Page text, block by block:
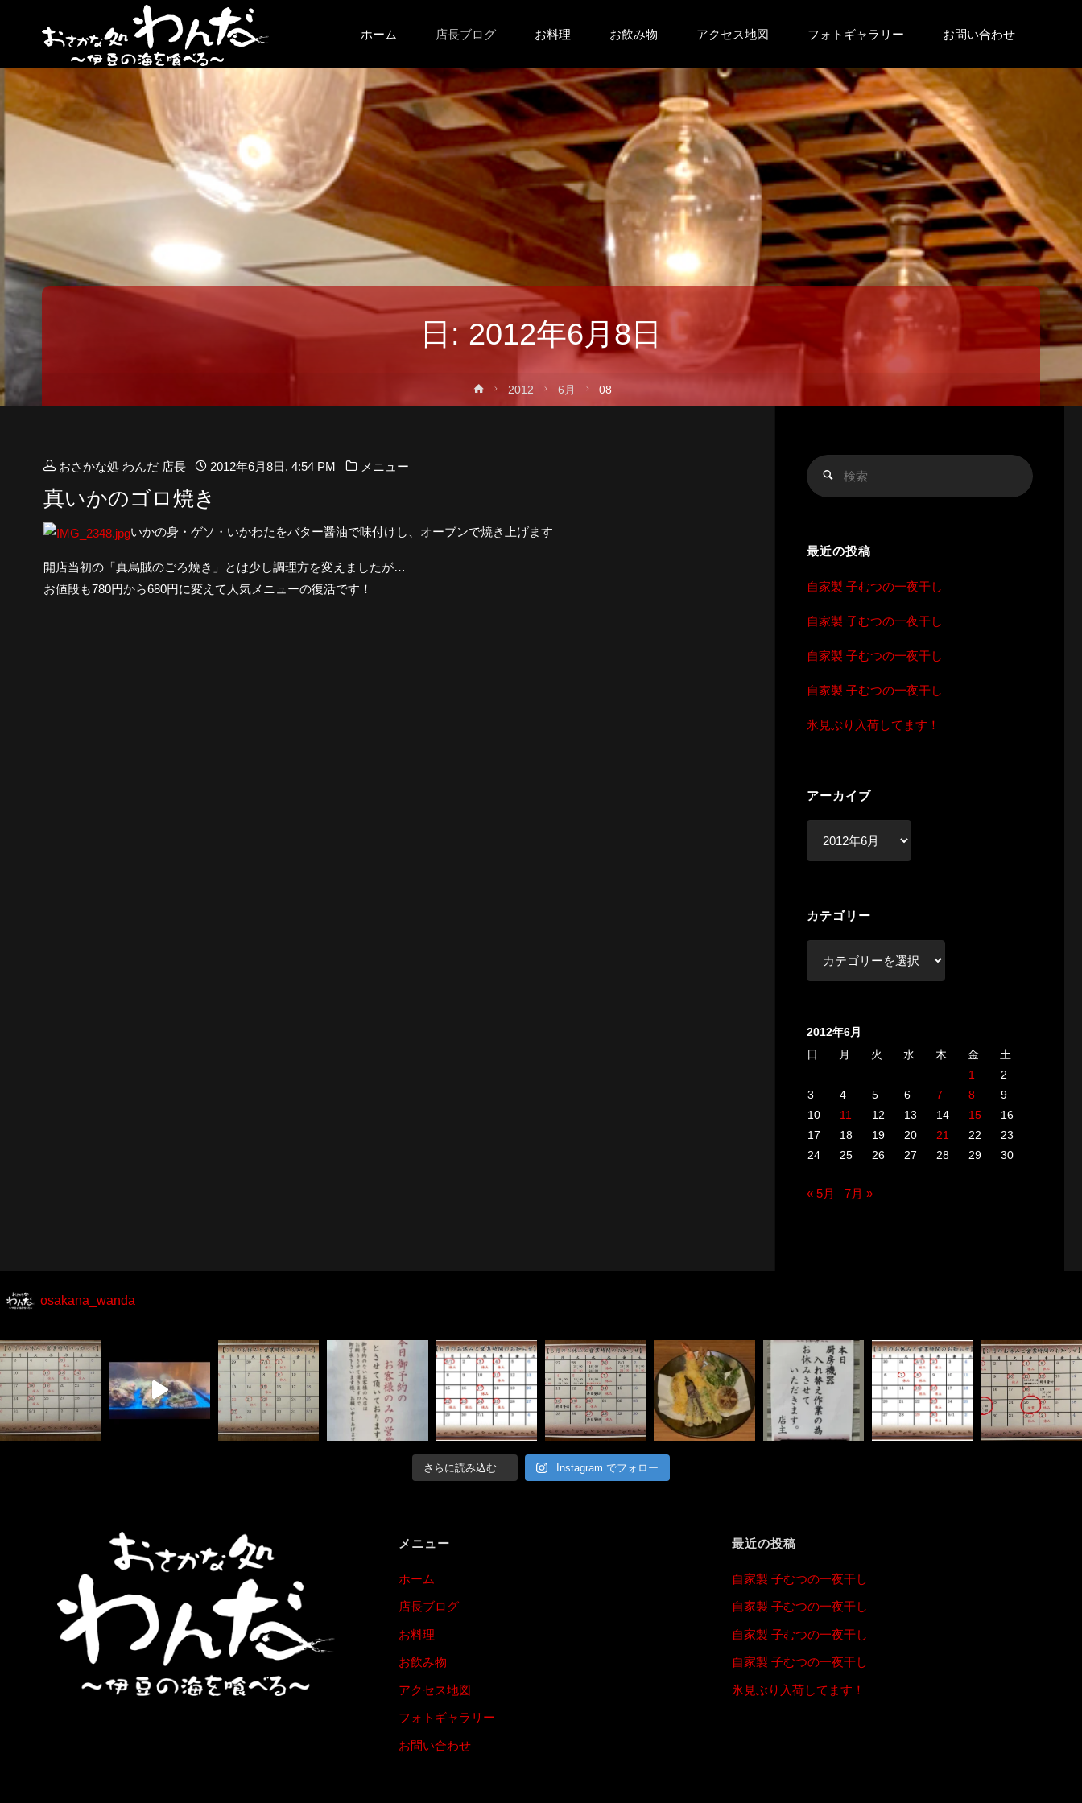
海鮮
居酒
おさ
かな
処
わん
だ
テ
ン
へ
キ
ホーム 店長ブログ お料理 お飲み物 アクセス地図 フォトギャラリー お問い合わせ
日:2012年6月8日
ホ
ー
2012 6月 08
おさかな処 わんだ 店長 2012年6月8日, 4:54 PM メニュー
真いかのゴロ焼き
いかの身・ゲソ・いかわたをバター醤油で味付けし、オーブンで焼き上げます
開店当初の「真烏賊のごろ焼き」とは少し調理方を変えましたが…
お値段も780円から680円に変えて人気メニューの復活です！
検
最近の投稿
自家製 子むつの一夜干し
自家製 子むつの一夜干し
自家製 子むつの一夜干し
自家製 子むつの一夜干し
氷見ぶり入荷してます！
アーカイブ
ブ
カテゴリー
ー
2012年6月
日
月 火 水 木 金
土
1
2
3
4 5 6 7 8
9
10
11 12 13 14 15
16
17
18 19 20 21 22
23
24
25 26 27 28 29 30
« 5月 7月 »
osakana_wanda
さらに読み込む... Instagram でフォロー
メニュー
ホーム
店長ブログ
お料理
お飲み物
アクセス地図
フォトギャラリー
お問い合わせ
最近の投稿
自家製 子むつの一夜干し
自家製 子むつの一夜干し
自家製 子むつの一夜干し
自家製 子むつの一夜干し
氷見ぶり入荷してます！